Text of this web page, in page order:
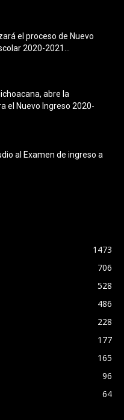
el proceso de Nuevo
2020-2021...
abre la
el Nuevo Ingreso 2020-
al Examen de ingreso a
1473
706
528
486
228
177
165
96
64